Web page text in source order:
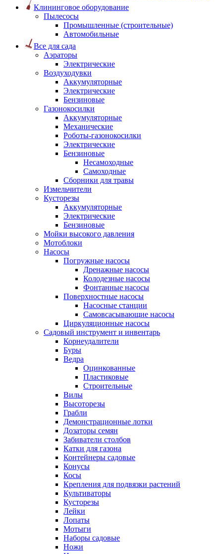
Клининговое оборудование
Пылесосы
Промышленные (строительные)
Автомобильные
Все для сада
Аэраторы
Электрические
Воздуходувки
Аккумуляторные
Электрические
Бензиновые
Газонокосилки
Аккумуляторные
Механические
Роботы-газонокосилки
Электрические
Бензиновые
Несамоходные
Самоходные
Сборники для травы
Измельчители
Кусторезы
Аккумуляторные
Электрические
Бензиновые
Мойки высокого давления
Мотоблоки
Насосы
Погружные насосы
Дренажные насосы
Колодезные насосы
Фонтанные насосы
Поверхностные насосы
Насосные станции
Самовсасывающие насосы
Циркуляционные насосы
Садовый инструмент и инвентарь
Корнеудалители
Буры
Ведра
Оцинкованные
Пластиковые
Строительные
Вилы
Высоторезы
Грабли
Демонстрационные лотки
Дозаторы семян
Забиватели столбов
Катки для газона
Контейнеры садовые
Конусы
Косы
Крепления для подвязки растений
Культиваторы
Кусторезы
Лейки
Лопаты
Мотыги
Наборы садовые
Ножи